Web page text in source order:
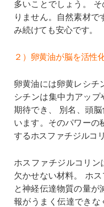
多いことでしょう。
りません。自然素材で
み続けても安心です。
２）卵黄油が脳を活性
卵黄油には卵黄レシチ
シチンは集中力アッ
期待でき、
別名、頭
います。そのパワーの
するホスファチジルコ
ホスファチジルコリ
欠かせない材料。
ホ
と神経伝達物質の量が
報がうまく伝達でき